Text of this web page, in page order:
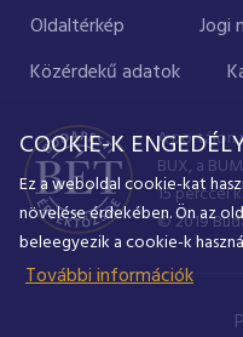
Oldaltérkép Jogi
Közérdekű adatok
A portálon
BUX, a
15 perccel
© 2019
COOKIE-K
Ez a weboldal cookie-kat
növelése érdekében. Ön az
beleegyezik a cookie-k
További információk